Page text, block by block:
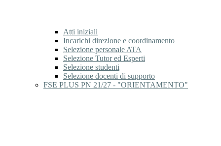
Atti iniziali
Incarichi direzione e coordinamento
Selezione personale ATA
Selezione Tutor ed Esperti
Selezione studenti
Selezione docenti di supporto
FSE PLUS PN 21/27 - "ORIENTAMENTO"